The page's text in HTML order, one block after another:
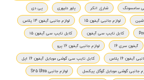
سامسونگ شارژر انکر پاور دلیوری
پی دی
لوازم جانبی آیفون 15
لوازم جانبی آیفون 14 پلاس
کابل تایپ سی آیفون
کابل تایپ سی آیفون ١۵
آیفون سری 16
لوازم جانبی آیفون 16 پرو
آیفون 16 پلاس
کابل تایپ سی گوشی موبایل آیفون 16 اپل
جانبی گوشی موبایل گوگل پیکسل
لوازم جانبی S25 Ultra